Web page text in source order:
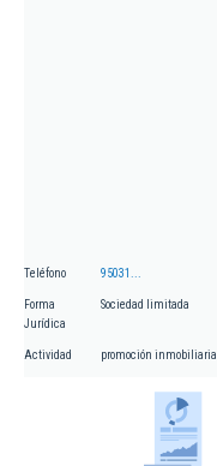
Teléfono 95031...
Forma
Jurídica
Sociedad limitada
Actividad promoción inmobiliaria